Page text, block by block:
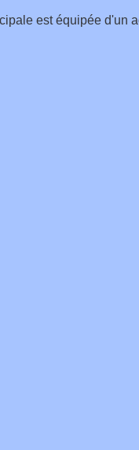
est équipée d'un